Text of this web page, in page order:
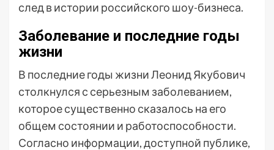
след в истории российского шоу-бизнеса.
Заболевание и последние годы
жизни
В последние годы жизни Леонид Якубович
столкнулся с серьезным заболеванием,
которое существенно сказалось на его
общем состоянии и работоспособности.
Согласно информации, доступной публике,